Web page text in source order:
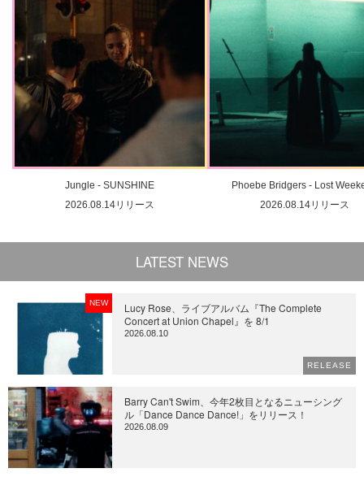
Jungle - SUNSHINE
2026.08.14リリース
Phoebe Bridgers - Lost
2026.08.14リリース
LATEST NEWS
NEW
Lucy Rose、ライブアルバム『The Complete
Concert at Union Chapel』を 8/1
2026.08.10
RELEASE
Barry Can't Swim、今年2枚目となるニューシング
ル「Dance Dance Dance!」をリリース！
2026.08.09